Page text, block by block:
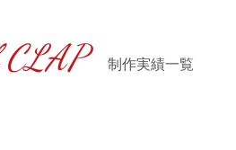
制作実績一覧